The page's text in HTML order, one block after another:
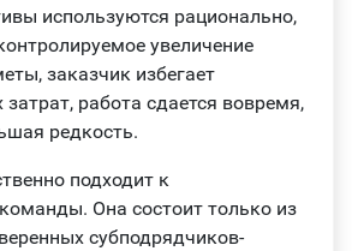
используются рационально,
увеличение
заказчик избегает
работа сдается вовремя,
редкость.
подходит к
Она состоит только из
субподрядчиков-